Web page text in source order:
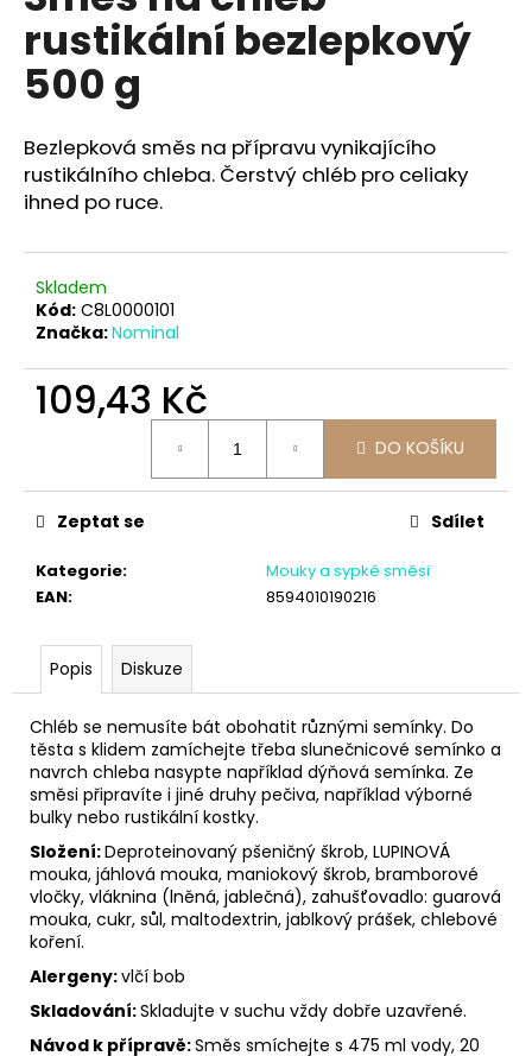
5
hvězdiček.
rustikální bezlepkový
500 g
Bezlepková směs na přípravu vynikajícího
rustikálního chleba. Čerstvý chléb pro celiaky
ihned po ruce.
Skladem
Kód: C8L0000101
Značka:Nominal
109,43 Kč
DO KOŠÍKU
Kategorie:
Mouky a sypké směsi
EAN: 8594010190216
Zeptat se Sdílet
Popis Diskuze
Chléb se nemusíte bát obohatit různými semínky. Do
těsta s klidem zamíchejte třeba slunečnicové semínko a
navrch chleba nasypte například dýňová semínka. Ze
směsi připravíte i jiné druhy pečiva, například výborné
bulky nebo rustikální kostky.
Složení:Deproteinovaný pšeničný škrob, LUPINOVÁ
mouka, jáhlová mouka, maniokový škrob, bramborové
vločky, vláknina (lněná, jablečná), zahušťovadlo: guarová
mouka, cukr, sůl, maltodextrin, jablkový prášek, chlebové
koření.
Alergeny:vlčí bob
Skladování:Skladujte v suchu vždy dobře uzavřené.
Návod k přípravě:Směs smíchejte s 475 ml vody, 20
a
j
í
?
D
r
u
č
u
m